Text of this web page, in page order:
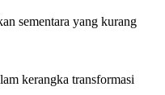
sementara yang kurang
kerangka transformasi